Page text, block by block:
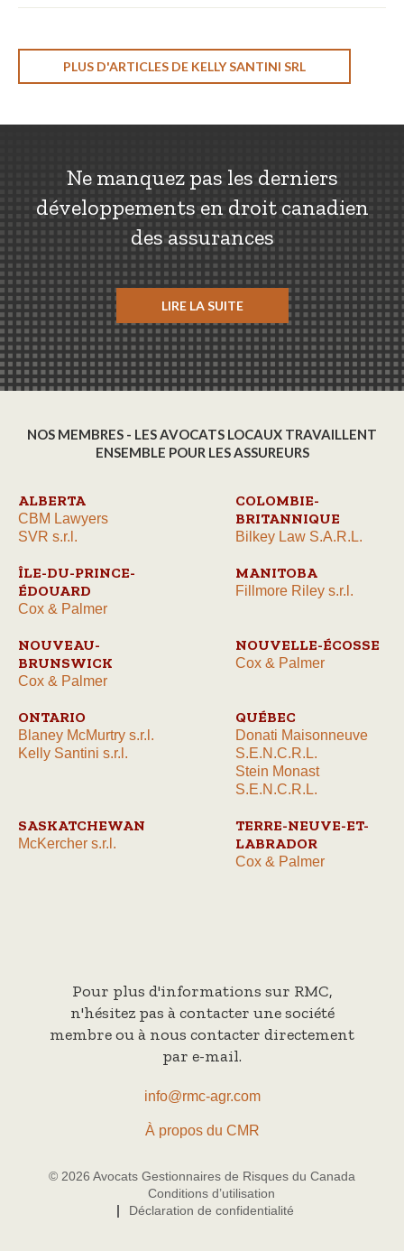
PLUS D'ARTICLES DE KELLY SANTINI SRL
Ne manquez pas les derniers
développements en droit canadien
des assurances
LIRE LA SUITE
NOS MEMBRES - LES AVOCATS LOCAUX TRAVAILLENT
ENSEMBLE POUR LES ASSUREURS
ALBERTA
CBM Lawyers
SVR s.r.l.
COLOMBIE-
BRITANNIQUE
Bilkey Law S.A.R.L.
ÎLE-DU-PRINCE-
ÉDOUARD
Cox & Palmer
MANITOBA
Fillmore Riley s.r.l.
NOUVEAU-
BRUNSWICK
Cox & Palmer
NOUVELLE-ÉCOSSE
Cox & Palmer
ONTARIO
Blaney McMurtry s.r.l.
Kelly Santini s.r.l.
QUÉBEC
Donati Maisonneuve
S.E.N.C.R.L.
Stein Monast
S.E.N.C.R.L.
SASKATCHEWAN
McKercher s.r.l.
TERRE-NEUVE-ET-
LABRADOR
Cox & Palmer
Pour plus d'informations sur RMC,
n'hésitez pas à contacter une société
membre ou à nous contacter directement
par e-mail.
info@rmc-agr.com
À propos du CMR
© 2026 Avocats Gestionnaires de Risques du Canada
Conditions d’utilisation
Déclaration de confidentialité